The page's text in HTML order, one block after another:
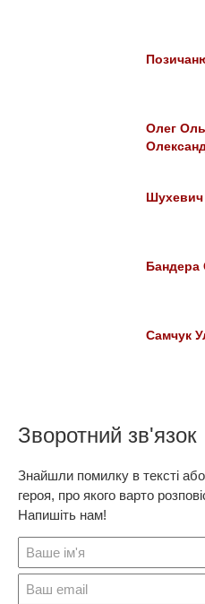
Олег
Бандера
Самчук
Зворотний зв'язок
Знайшли помилку в тексті
героя, про якого варто
Напишіть нам!